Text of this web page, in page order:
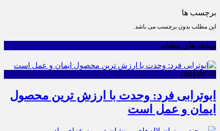
برچسب ها
این مطلب بدون برچسب می باشد.
نوشته های مشابه
1404-09-09
ابوترابی فرد: وحدت با ارزش ترین محصول
ایمان و عمل است